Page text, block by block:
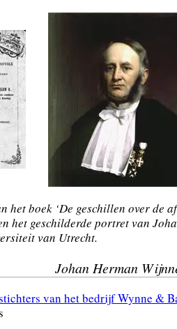
het boek ‘De geschillen over de
het geschilderde portret van
van Utrecht.
Johan Herman
van het bedrijf Wynne &